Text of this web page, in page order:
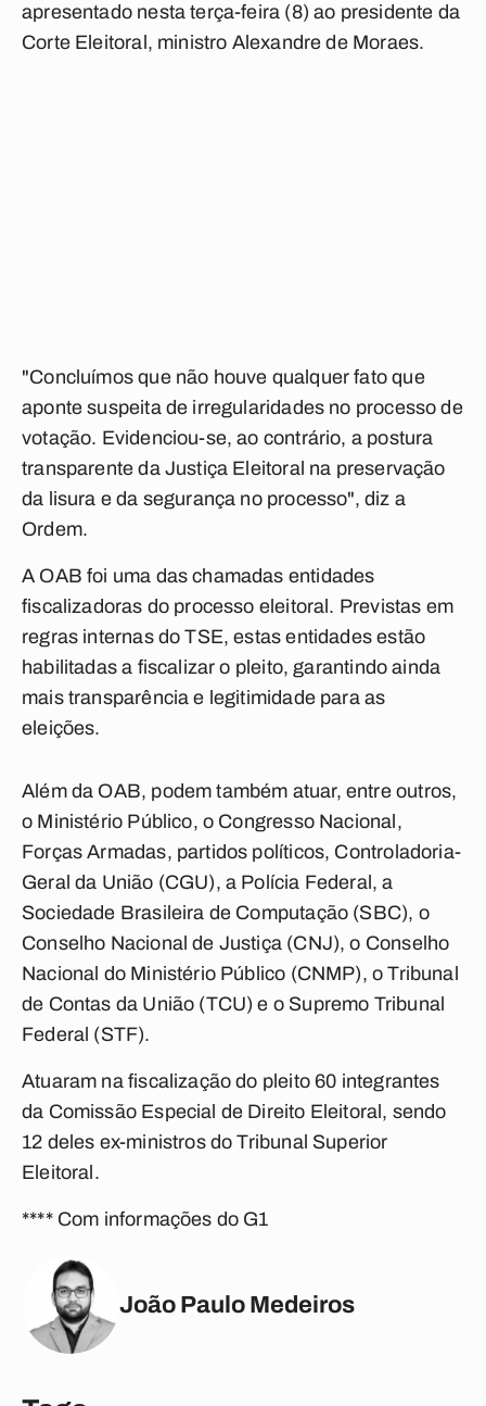
apresentado nesta terça-feira (8) ao presidente da
Corte Eleitoral, ministro Alexandre de Moraes.
"Concluímos que não houve qualquer fato que
aponte suspeita de irregularidades no processo de
votação. Evidenciou-se, ao contrário, a postura
transparente da Justiça Eleitoral na preservação
da lisura e da segurança no processo", diz a
Ordem.
A OAB foi uma das chamadas entidades
fiscalizadoras do processo eleitoral. Previstas em
regras internas do TSE, estas entidades estão
habilitadas a fiscalizar o pleito, garantindo ainda
mais transparência e legitimidade para as
eleições.
Além da OAB, podem também atuar, entre outros,
o Ministério Público, o Congresso Nacional,
Forças Armadas, partidos políticos, Controladoria-
Geral da União (CGU), a Polícia Federal, a
Sociedade Brasileira de Computação (SBC), o
Conselho Nacional de Justiça (CNJ), o Conselho
Nacional do Ministério Público (CNMP), o Tribunal
de Contas da União (TCU) e o Supremo Tribunal
Federal (STF).
Atuaram na fiscalização do pleito 60 integrantes
da Comissão Especial de Direito Eleitoral, sendo
12 deles ex-ministros do Tribunal Superior
Eleitoral.
**** Com informações do G1
João Paulo Medeiros